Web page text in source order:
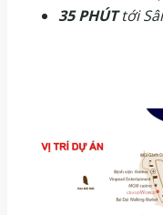
35 PHÚTtới